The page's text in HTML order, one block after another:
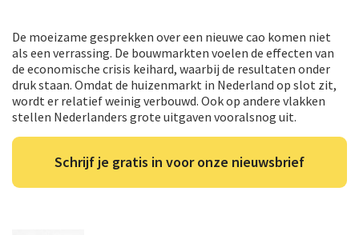
De moeizame gesprekken over een nieuwe cao komen niet
als een verrassing. De bouwmarkten voelen de effecten van
de economische crisis keihard, waarbij de resultaten onder
druk staan. Omdat de huizenmarkt in Nederland op slot zit,
wordt er relatief weinig verbouwd. Ook op andere vlakken
stellen Nederlanders grote uitgaven vooralsnog uit.
Schrijf je gratis in voor onze nieuwsbrief